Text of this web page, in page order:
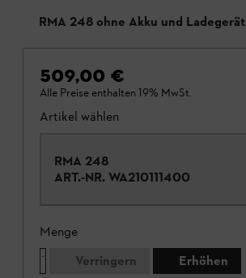
RMA 248 ohne Akku und Ladegerät
509,00 €
Alle Preise enthalten 19% MwSt.
Artikel wählen
RMA 248
ART.-NR. WA210111400
Menge
Verringern
Erhöhen